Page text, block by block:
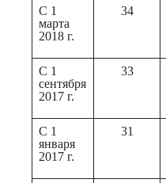
С 1
марта
2018 г.
34
С 1
сентября
2017 г.
33
С 1
января
2017 г.
31